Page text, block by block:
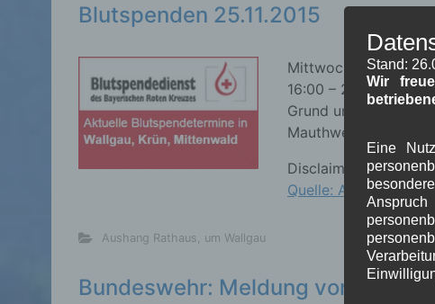
Blutspenden 25.11.2015
Mittwoch 25.11.2015
16:00 – 20:00 Uhr
Grund und
Mauthweg 11,
Disclaimer
Quelle: Aushang am
Aushang Rathaus um Wallgau
Bundeswehr: Meldung von Übung
Stand:
Wir
Eine